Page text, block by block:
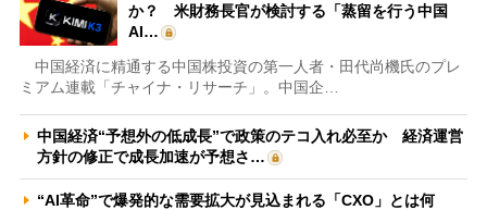
か？ 米財務長官が検討する「蒸留を行う中国
AI…
中国経済に精通する中国株投資の第一人者・田代尚機氏のプレ
ミアム連載「チャイナ・リサーチ」。中国企…
中国経済“予想外の低成長”で政策のテコ入れ必至か 経済運営
方針の修正で成長加速が予想さ…
“AI革命”で爆発的な需要拡大が見込まれる「CXO」とは何